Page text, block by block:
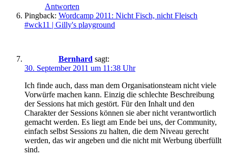
Antworten
Pingback: Wordcamp 2011: Nicht Fisch, nicht Fleisch
#wck11 | Gilly's playground
Bernhard sagt:
30. September 2011 um 11:38 Uhr
Ich finde auch, dass man dem Organisationsteam nicht viele
Vorwürfe machen kann. Einzig die schlechte Beschreibung
der Sessions hat mich gestört. Für den Inhalt und den
Charakter der Sessions können sie aber nicht verantwortlich
gemacht werden. Es liegt am Ende bei uns, der Community,
einfach selbst Sessions zu halten, die dem Niveau gerecht
werden, das wir angeben und die nicht mit Werbung überfüllt
sind.